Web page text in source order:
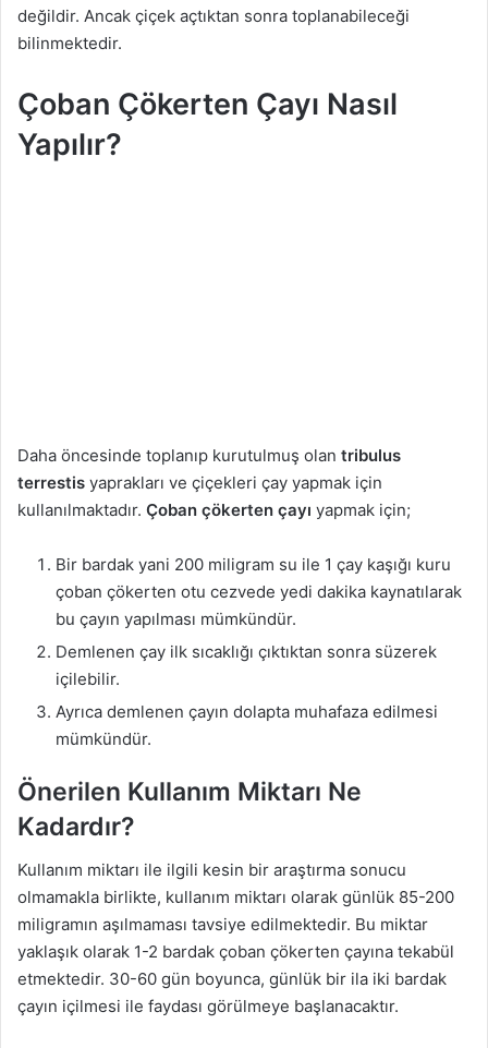
değildir. Ancak çiçek açtıktan sonra toplanabileceği
bilinmektedir.
Çoban Çökerten Çayı Nasıl
Yapılır?
Daha öncesinde toplanıp kurutulmuş olan tribulus
terrestis yaprakları ve çiçekleri çay yapmak için
kullanılmaktadır. Çoban çökerten çayı yapmak için;
Bir bardak yani 200 miligram su ile 1 çay kaşığı kuru
çoban çökerten otu cezvede yedi dakika kaynatılarak
bu çayın yapılması mümkündür.
Demlenen çay ilk sıcaklığı çıktıktan sonra süzerek
içilebilir.
Ayrıca demlenen çayın dolapta muhafaza edilmesi
mümkündür.
Önerilen Kullanım Miktarı Ne
Kadardır?
Kullanım miktarı ile ilgili kesin bir araştırma sonucu
olmamakla birlikte, kullanım miktarı olarak günlük 85-200
miligramın aşılmaması tavsiye edilmektedir. Bu miktar
yaklaşık olarak 1-2 bardak çoban çökerten çayına tekabül
etmektedir. 30-60 gün boyunca, günlük bir ila iki bardak
çayın içilmesi ile faydası görülmeye başlanacaktır.